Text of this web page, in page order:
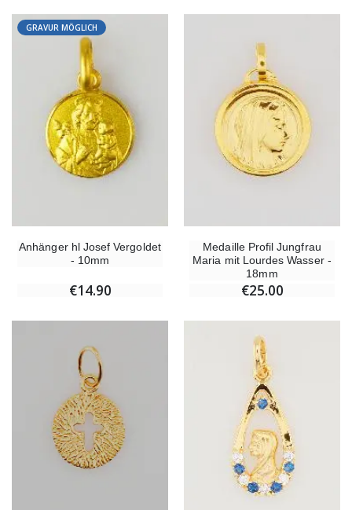
GRAVUR MÖGLICH
Anhänger hl Josef Vergoldet
- 10mm
€14.90
Medaille Profil Jungfrau
Maria mit Lourdes Wasser -
18mm
€25.00